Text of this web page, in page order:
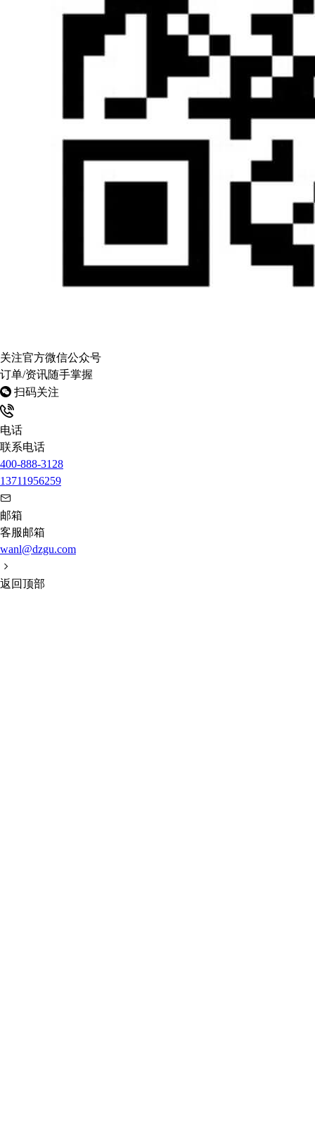
关注官方微信公众号
订单/资讯随手掌握
扫码关注
电话
联系电话
400-888-3128
13711956259
邮箱
客服邮箱
wanl@dzgu.com
返回顶部